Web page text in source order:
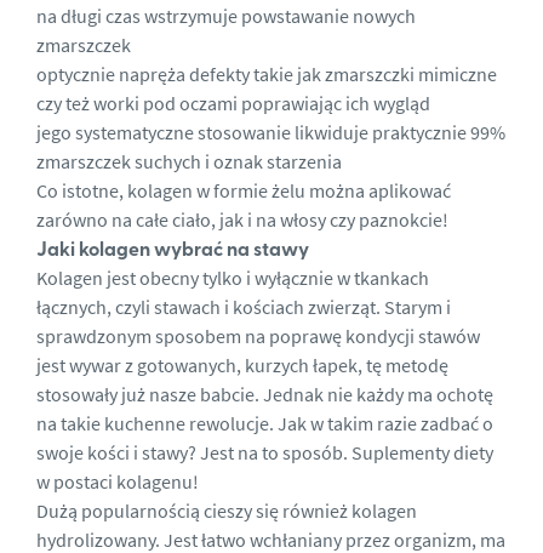
na długi czas wstrzymuje powstawanie nowych
zmarszczek
optycznie napręża defekty takie jak zmarszczki mimiczne
czy też worki pod oczami poprawiając ich wygląd
jego systematyczne stosowanie likwiduje praktycznie 99%
zmarszczek suchych i oznak starzenia
Co istotne, kolagen w formie żelu można aplikować
zarówno na całe ciało, jak i na włosy czy paznokcie!
Jaki kolagen wybrać na stawy
Kolagen jest obecny tylko i wyłącznie w tkankach
łącznych, czyli stawach i kościach zwierząt. Starym i
sprawdzonym sposobem na poprawę kondycji stawów
jest wywar z gotowanych, kurzych łapek, tę metodę
stosowały już nasze babcie. Jednak nie każdy ma ochotę
na takie kuchenne rewolucje. Jak w takim razie zadbać o
swoje kości i stawy? Jest na to sposób. Suplementy diety
w postaci kolagenu!
Dużą popularnością cieszy się również kolagen
hydrolizowany. Jest łatwo wchłaniany przez organizm, ma